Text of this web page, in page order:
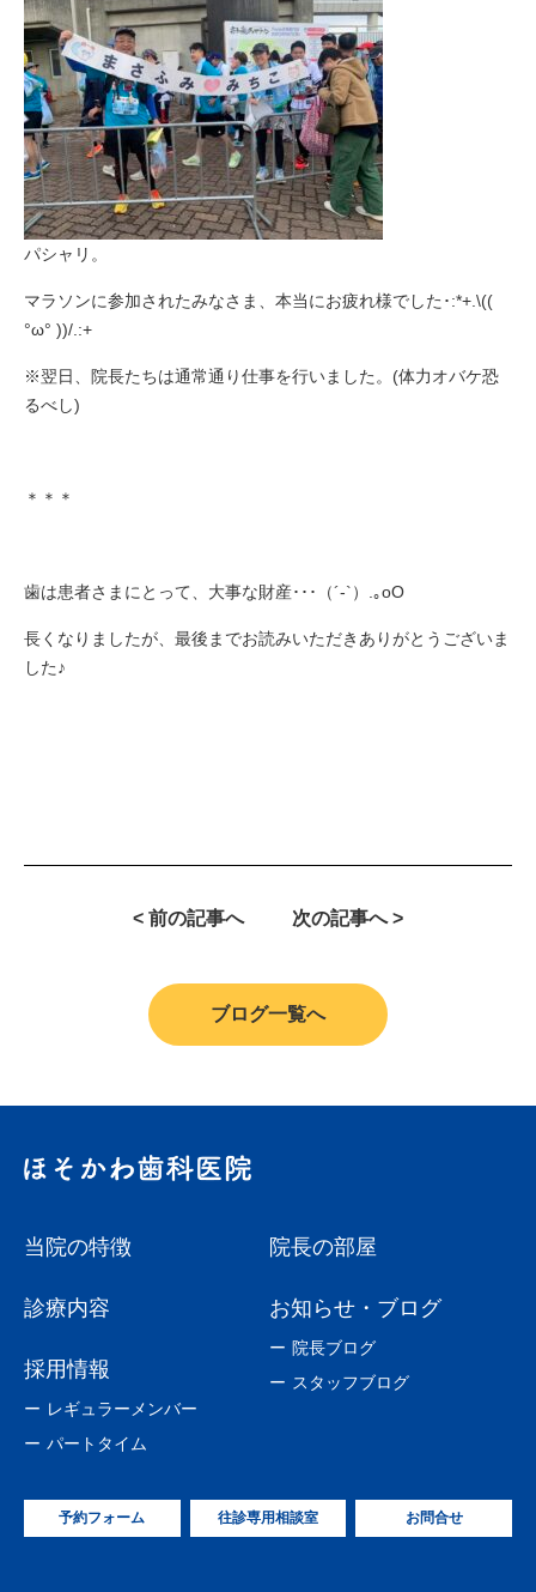
パシャリ。
マラソンに参加されたみなさま、本当にお疲れ様でした･:*+.\((
°ω° ))/.:+
※翌日、院長たちは通常通り仕事を行いました。(体力オバケ恐
るべし)
＊＊＊
歯は患者さまにとって、大事な財産･･･（´-`）.｡oO
長くなりましたが、最後までお読みいただきありがとうございま
した♪
< 前の記事へ 次の記事へ >
ブログ一覧へ
当院の特徴
診療内容
採用情報
レギュラーメンバー
パートタイム
院長の部屋
お知らせ・ブログ
院長ブログ
スタッフブログ
予約フォーム 往診専用相談室 お問合せ